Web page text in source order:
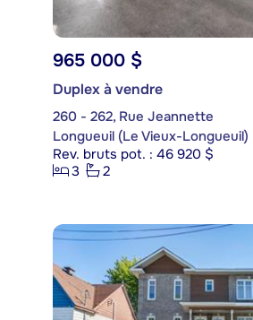
965 000 $
Duplex à vendre
260 - 262, Rue Jeannette
Longueuil (Le Vieux-Longueuil)
Rev. bruts pot. : 46 920 $
3
2